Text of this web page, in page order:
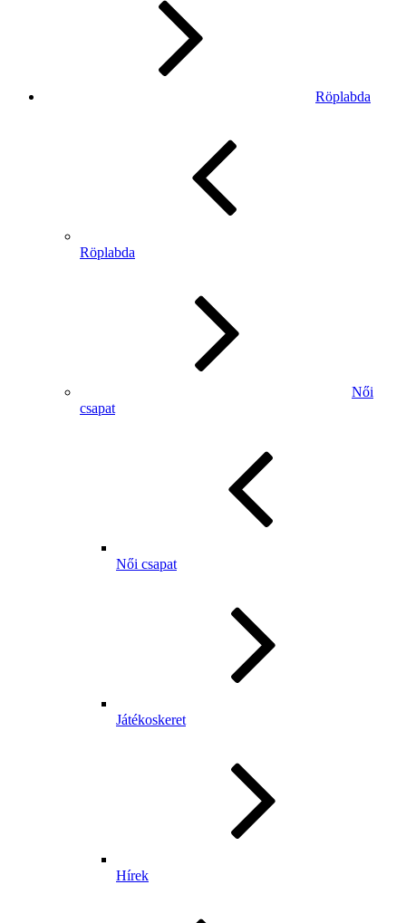
Röplabda
Röplabda
Női
csapat
Női csapat
Játékoskeret
Hírek